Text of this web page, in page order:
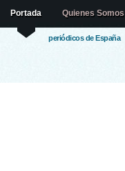
periódicos de España
Portada Quienes Somos